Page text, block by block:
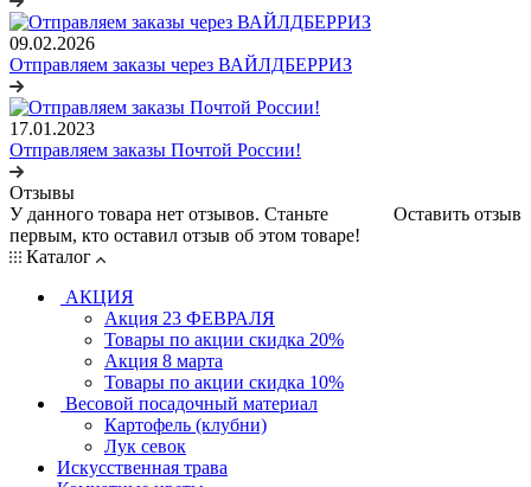
09.02.2026
Отправляем заказы через ВАЙЛДБЕРРИЗ
17.01.2023
Отправляем заказы Почтой России!
Отзывы
Оставить отзыв
У данного товара нет отзывов. Станьте
первым, кто оставил отзыв об этом товаре!
Каталог
АКЦИЯ
Акция 23 ФЕВРАЛЯ
Товары по акции скидка 20%
Акция 8 марта
Товары по акции скидка 10%
Весовой посадочный материал
Картофель (клубни)
Лук севок
Искусственная трава